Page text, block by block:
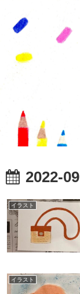
2022-09
イラスト
イラスト